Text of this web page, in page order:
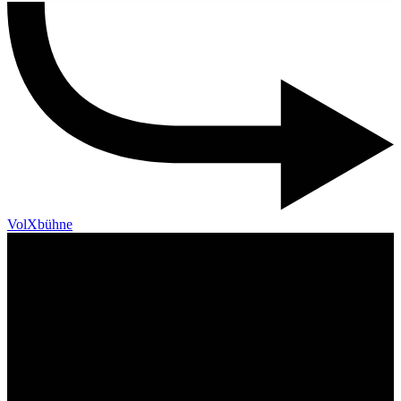
VolXbühne